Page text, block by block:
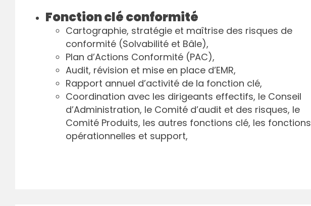
Fonction clé conformité
Cartographie, stratégie et maîtrise des risques de
conformité (Solvabilité et Bâle),
Plan d’Actions Conformité (PAC),
Audit, révision et mise en place d’EMR,
Rapport annuel d’activité de la fonction clé,
Coordination avec les dirigeants effectifs, le Conseil
d’Administration, le Comité d’audit et des risques, le
Comité Produits, les autres fonctions clé, les fonctions
opérationnelles et support,